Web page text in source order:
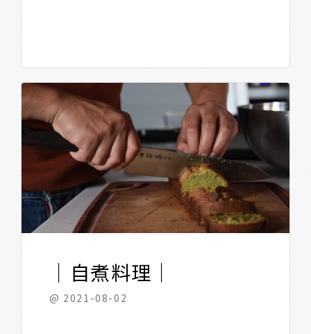
｜自煮料理｜
@ 2021-08-02